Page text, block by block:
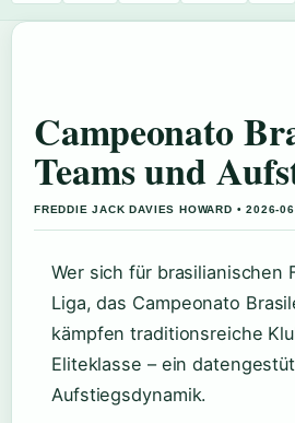
Campeonato
Teams und
FREDDIE JACK DAVIES HOWARD • 2026-
Wer sich für brasilianischen
Liga, das Campeonato
kämpfen traditionsreiche
Eliteklasse – ein
Aufstiegsdynamik.